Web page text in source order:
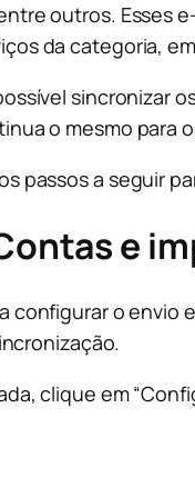
outros. Esses
da categoria,
sincronizar
o mesmo para
passos a seguir
e
configurar o
clique em